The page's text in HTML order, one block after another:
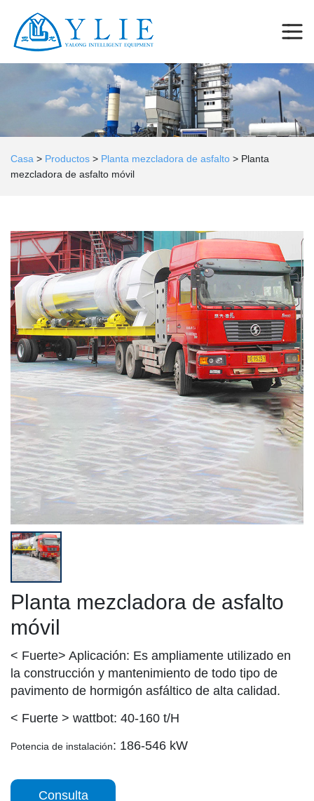
Casa > Productos > Planta mezcladora de asfalto > Planta
mezcladora de asfalto móvil
Planta mezcladora de asfalto
móvil
< Fuerte> Aplicación: Es ampliamente utilizado en
la construcción y mantenimiento de todo tipo de
pavimento de hormigón asfáltico de alta calidad.
< Fuerte > wattbot: 40-160 t/H
Potencia de instalación: 186-546 kW
Consulta